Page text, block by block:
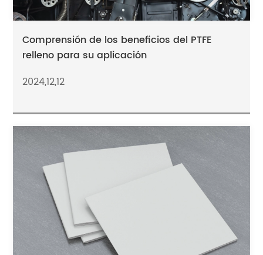
Comprensión de los beneficios del PTFE
relleno para su aplicación
2024,12,12